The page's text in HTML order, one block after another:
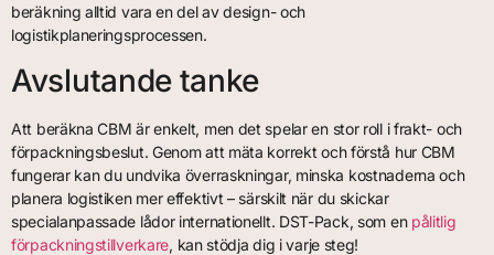
beräkning alltid vara en del av design- och
logistikplaneringsprocessen.
Avslutande tanke
Att beräkna CBM är enkelt, men det spelar en stor roll i frakt- och
förpackningsbeslut. Genom att mäta korrekt och förstå hur CBM
fungerar kan du undvika överraskningar, minska kostnaderna och
planera logistiken mer effektivt – särskilt när du skickar
specialanpassade lådor internationellt. DST-Pack, som en pålitlig
förpackningstillverkare, kan stödja dig i varje steg!